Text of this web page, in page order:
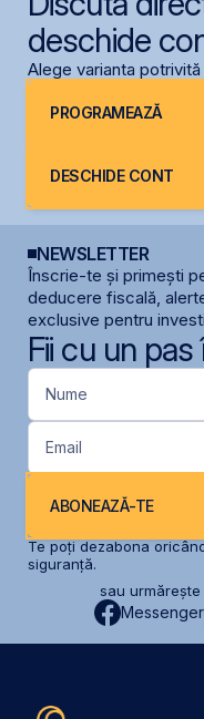
deschide
Alege varianta
PROGRAMEAZĂ
DESCHIDE CONT
NEWSLETTER
Înscrie-te și primești
deducere fiscală,
exclusive pentru
Fii cu un pas
Nume
Email
ABONEAZĂ-TE
Te poți dezabona
siguranță.
sau
Messenger